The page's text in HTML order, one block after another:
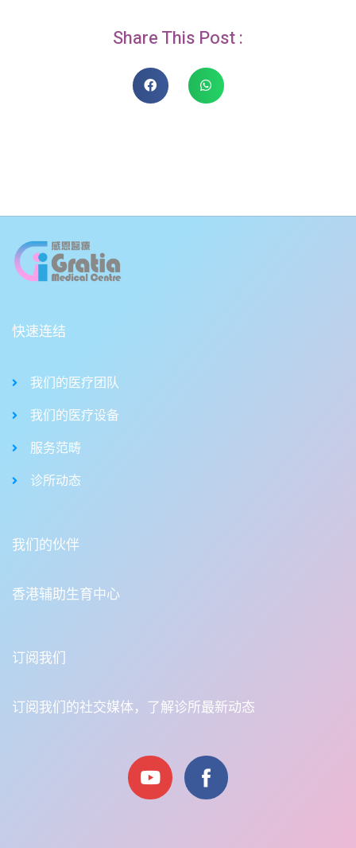
Share This Post :
快速连结
我们的医疗团队
我们的医疗设备
服务范畴
诊所动态
我们的伙伴
香港辅助生育中心
订阅我们
订阅我们的社交媒体，了解诊所最新动态